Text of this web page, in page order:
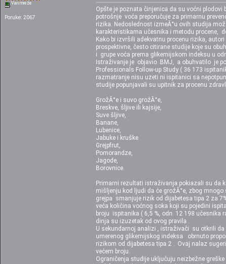
Van mreže
Poruke: 2067
Opšte je poznata činjenica da su voćni
potrošnje voća preporučuje za primarnu
rizika. Nedoslednost izmeĂ°u ovih studija
karakteristikama učesnika i metodu procene,
Kako bi izvršili adekvatnu procenu rizika,
prospektivne, često citirane studije koje su
i grupe voća prema glikemijskom indeksu u
Istraživanje je objavio BMJ, a obuhvatilo je
Professionals Follow-up Study ( 36 173
razmatranje nisu uzeti ni ispitanici sa
studije popunjavali su upitnik za procenu
GrožĂ°e i suvo grožĂ°e,
Breskve, šljive ili kajsije,
Suve šljive,
Banane,
Lubenice,
Jabuke i kruške
Grejpfrut,
Pomorandze,
Jagode,
Borovnice.
Primarni rezultati istraživanja pokiazali su da
mišljenju kod ljudi da će grožĂ°e, zbog
grejpa smanjuje rizik od dijabetesa tipa 2 za
veća količina voćnog soka koji su pojedini
broju ispitanika ( 6,5 %, odn 12 198
dinja su izuzetak od ovog pravila .
U sekundarnoj analizi , istraživači su otkrili
umerenog glikemijskog indeksa obrnuto
rizikom od dijabetesa tipa 2 . Ovaj nalaz
većem broju.
Ograničenja studije uključuju neizbežne